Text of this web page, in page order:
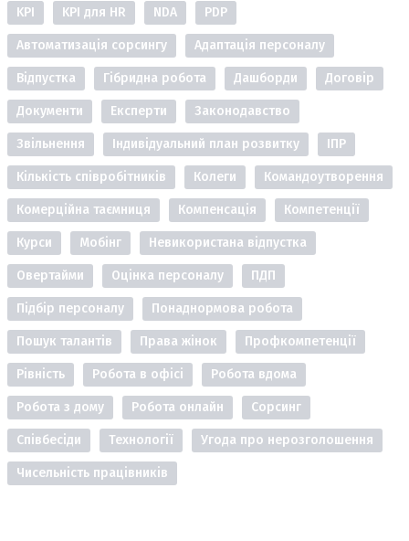
KPI KPI для HR NDA PDP
Автоматизація сорсингу Адаптація персоналу
Відпустка Гібридна робота Дашборди Договір
Документи Експерти Законодавство
Звільнення Індивідуальний план розвитку ІПР
Кількість співробітників Колеги Командоутворення
Комерційна таємниця Компенсація Компетенції
Курси Мобінг Невикористана відпустка
Овертайми Оцінка персоналу ПДП
Підбір персоналу Понаднормова робота
Пошук талантів Права жінок Профкомпетенції
Рівність Робота в офісі Робота вдома
Робота з дому Робота онлайн Сорсинг
Співбесіди Технології Угода про нерозголошення
Чисельність працівників